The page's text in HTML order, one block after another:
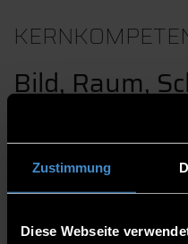
Zustimmung
Diese Webseite
Bild, Raum,